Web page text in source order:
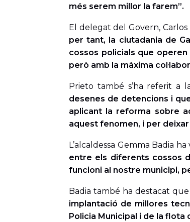
més serem millor la farem”.
El delegat del Govern,
per tant, la ciutadania de
cossos policials que
però amb la màxima
Prieto també s’ha referit a
desenes de detencions i
aplicant la reforma sobre
aquest fenomen, i per
L’alcaldessa Gemma Badia
entre els diferents cossos
funcioni al nostre municipi,
Badia també ha destacat que
implantació de millores
Policia Municipal i de la flota